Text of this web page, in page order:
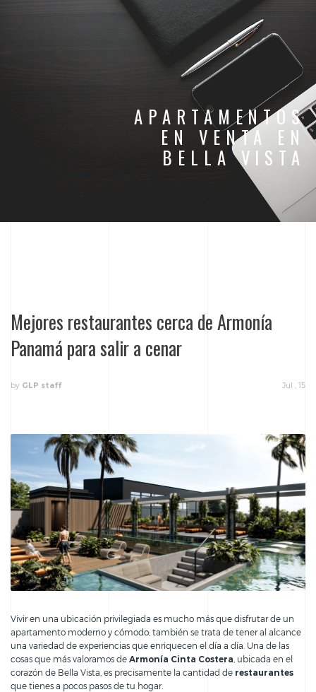
APARTAMENTOS
EN VENTA EN
BELLA VISTA
Mejores restaurantes cerca de Armonía
Panamá para salir a cenar
by GLP staff Jul , 15
Vivir en una ubicación privilegiada es mucho más que disfrutar de un
apartamento moderno y cómodo; también se trata de tener al alcance
una variedad de experiencias que enriquecen el día a día. Una de las
cosas que más valoramos de Armonía Cinta Costera , ubicada en el
corazón de Bella Vista, es precisamente la cantidad de restaurantes
que tienes a pocos pasos de tu hogar.